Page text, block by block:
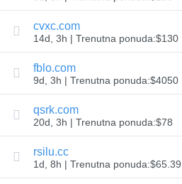
za
aukcije
Istekla
Korisnički
oglasi
Korisnički
oglasi
Korisničke
aukcije
Aukcije
za
premium
korisnike
cvxc.com
14d, 3h | Trenutna ponuda:$130
fblo.com
9d, 3h | Trenutna ponuda:$4050
qsrk.com
20d, 3h | Trenutna ponuda:$78
rsilu.cc
1d, 8h | Trenutna ponuda:$65.39